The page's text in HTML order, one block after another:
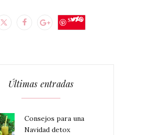
Save
Últimas entradas
Consejos para una
Navidad detox